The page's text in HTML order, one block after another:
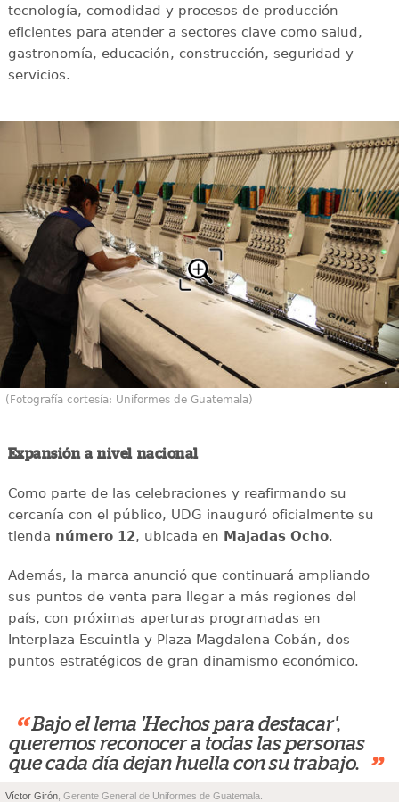
tecnología, comodidad y procesos de producción
eficientes para atender a sectores clave como salud,
gastronomía, educación, construcción, seguridad y
servicios.
(Fotografía cortesía: Uniformes de Guatemala)
Expansión a nivel nacional
Como parte de las celebraciones y reafirmando su
cercanía con el público, UDG inauguró oficialmente su
tienda número 12, ubicada en Majadas Ocho.
Además, la marca anunció que continuará ampliando
sus puntos de venta para llegar a más regiones del
país, con próximas aperturas programadas en
Interplaza Escuintla y Plaza Magdalena Cobán, dos
puntos estratégicos de gran dinamismo económico.
“ Bajo el lema 'Hechos para destacar',
queremos reconocer a todas las personas
que cada día dejan huella con su trabajo.
”
Víctor Girón , Gerente General de Uniformes de Guatemala.